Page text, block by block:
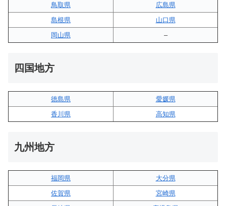
鳥取県
広島県
島根県
山口県
岡山県
–
四国地方
徳島県
愛媛県
香川県
高知県
九州地方
福岡県
大分県
佐賀県
宮崎県